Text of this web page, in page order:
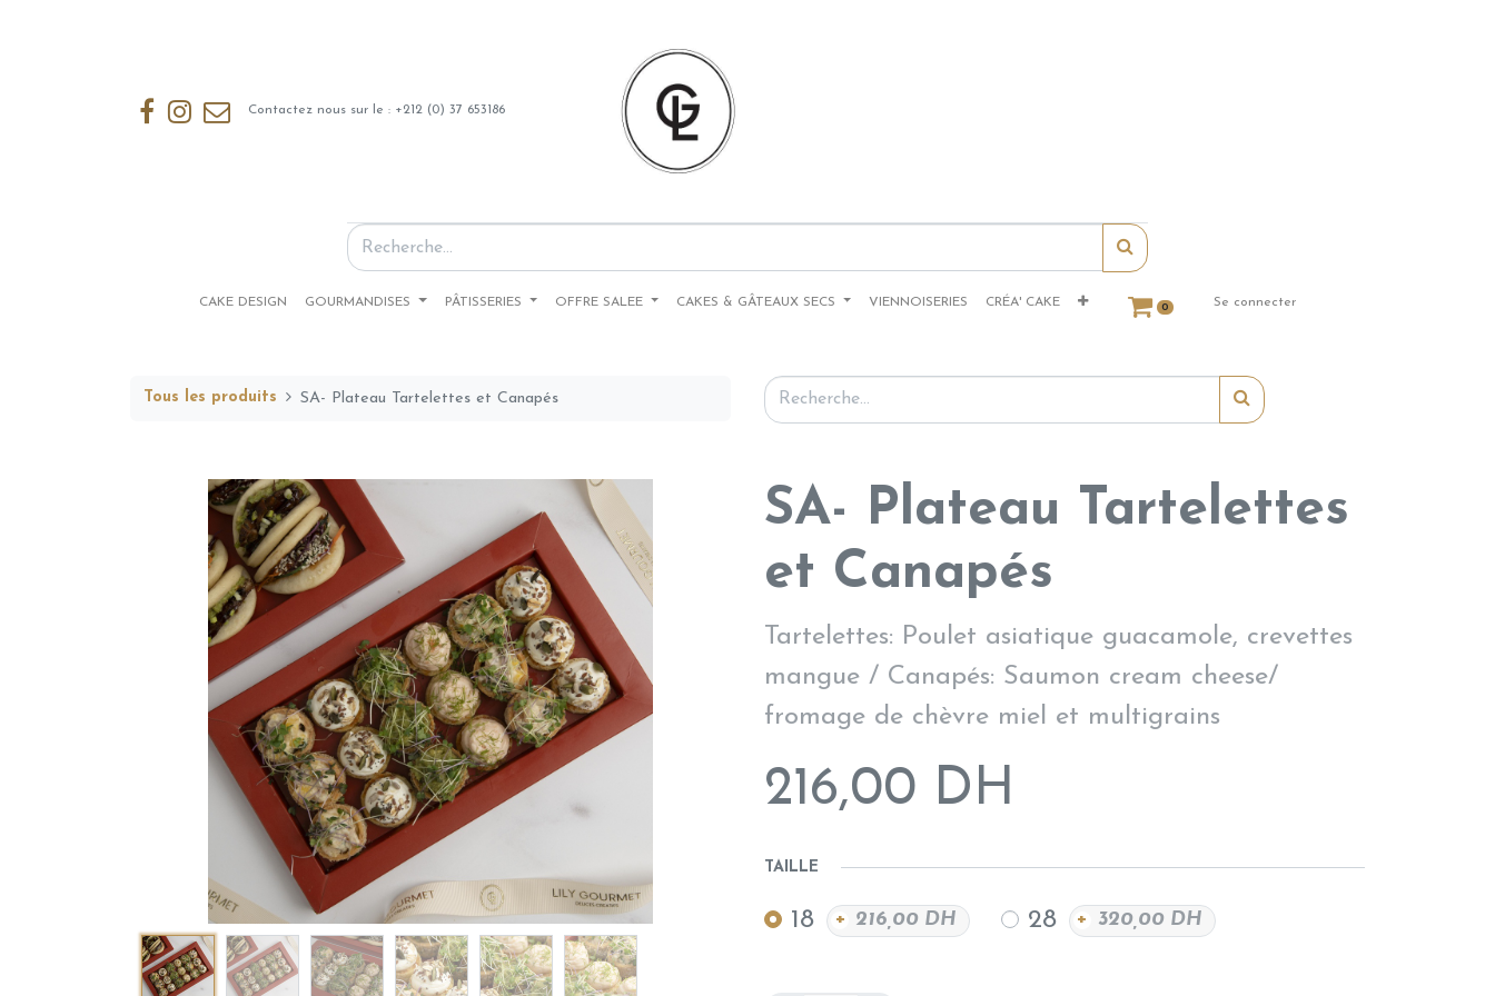
Contactez nous sur le : +212 (0) 37 653186
CAKE DESIGN GOURMANDISES PÂTISSERIES OFFRE SALEE CAKES & GÂTEAUX SECS VIENNOISERIES CRÉA' CAKE 0 Se connecter
Tous les produits SA- Plateau Tartelettes et Canapés
SA- Plateau Tartelettes
et Canapés
Tartelettes: Poulet asiatique guacamole, crevettes
mangue / Canapés: Saumon cream cheese/
fromage de chèvre miel et multigrains
216,00 DH
TAILLE
18 + 216,00 DH 28 + 320,00 DH